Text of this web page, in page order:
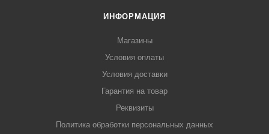
ИНФОРМАЦИЯ
Магазины
Условия оплаты
Условия доставки
Гарантия на товар
Реквизиты
Политика обработки персональных данных